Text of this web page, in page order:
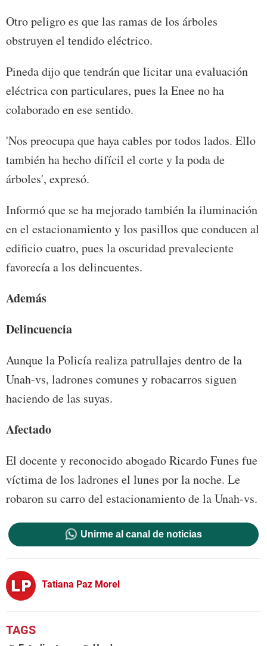
Otro peligro es que las ramas de los árboles
obstruyen el tendido eléctrico.
Pineda dijo que tendrán que licitar una evaluación
eléctrica con particulares, pues la Enee no ha
colaborado en ese sentido.
'Nos preocupa que haya cables por todos lados. Ello
también ha hecho difícil el corte y la poda de
árboles', expresó.
Informó que se ha mejorado también la iluminación
en el estacionamiento y los pasillos que conducen al
edificio cuatro, pues la oscuridad prevaleciente
favorecía a los delincuentes.
Además
Delincuencia
Aunque la Policía realiza patrullajes dentro de la
Unah-vs, ladrones comunes y robacarros siguen
haciendo de las suyas.
Afectado
El docente y reconocido abogado Ricardo Funes fue
víctima de los ladrones el lunes por la noche. Le
robaron su carro del estacionamiento de la Unah-vs.
Unirme al canal de noticias
Tatiana Paz Morel